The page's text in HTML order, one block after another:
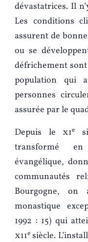
dévastatrices. Il
Les conditions
assurent de
ou se
défrichement
population qui
personnes
assurée par le
Depuis le xie
transformé
évangélique,
communautés
Bourgogne,
monastique
1992 : 15) qui
xiie siècle.